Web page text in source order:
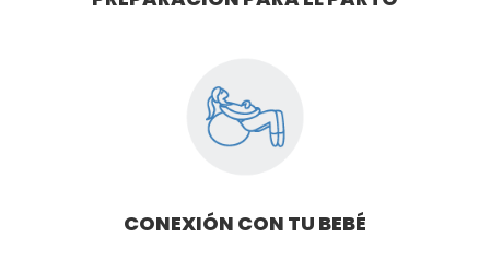
CONEXIÓN CON TU BEBÉ